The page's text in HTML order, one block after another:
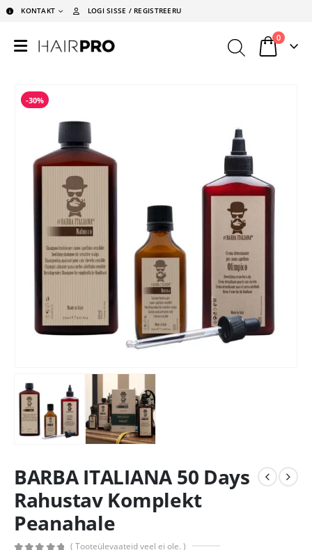
KONTAKT LOGI SISSE / REGISTREERU
0
-30%
BARBA ITALIANA 50 Days
Rahustav Komplekt
Peanahale
( Tooteülevaateid veel ei ole. )